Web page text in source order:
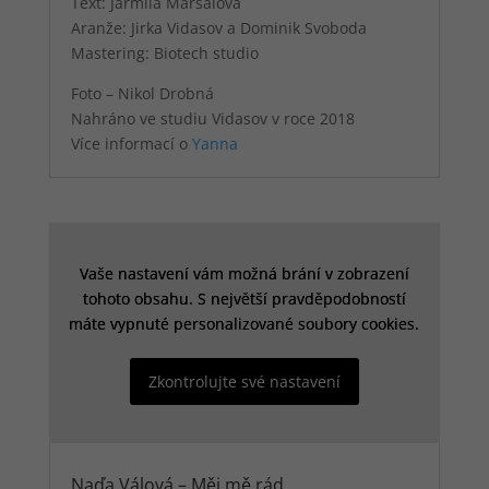
Aranže: Jirka Vidasov a Dominik Svoboda
Mastering: Biotech studio
Foto – Nikol Drobná
Nahráno ve studiu Vidasov v roce 2018
Více informací o Yanna
Vaše nastavení vám možná brání v zobrazení
tohoto obsahu. S největší pravděpodobností
máte vypnuté personalizované soubory cookies.
Zkontrolujte své nastavení
Vaše nastavení vám možná brání v zobrazení
tohoto obsahu. S největší pravděpodobností
máte vypnuté personalizované soubory cookies.
Zkontrolujte své nastavení